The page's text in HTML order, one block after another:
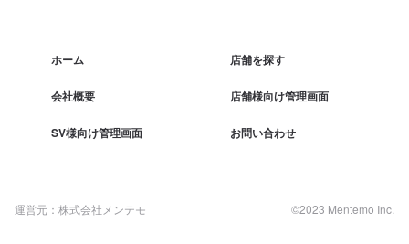
ホーム 店舗を探す
会社概要 店舗様向け管理画面
SV様向け管理画面 お問い合わせ
運営元：株式会社メンテモ ©2023 Mentemo Inc.